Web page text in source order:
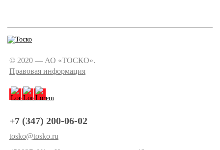
© 2020 — АО «ТОСКО».
Правовая информация
+7 (347) 200-06-02
tosko@tosko.ru